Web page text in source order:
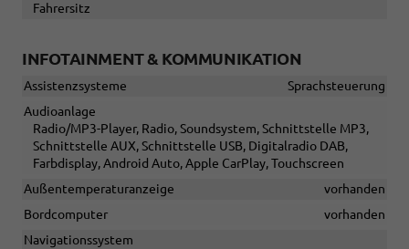
Fahrersitz
INFOTAINMENT & KOMMUNIKATION
Assistenzsysteme
Sprachsteuerung
Audioanlage
Radio/MP3-Player, Radio, Soundsystem, Schnittstelle MP3,
Schnittstelle AUX, Schnittstelle USB, Digitalradio DAB,
Farbdisplay, Android Auto, Apple CarPlay, Touchscreen
Außentemperaturanzeige
vorhanden
Bordcomputer
vorhanden
Navigationssystem